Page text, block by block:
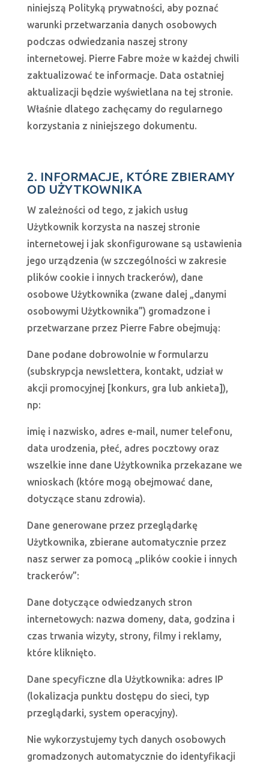
niniejszą Polityką prywatności, aby poznać
warunki przetwarzania danych osobowych
podczas odwiedzania naszej strony
internetowej. Pierre Fabre może w każdej chwili
zaktualizować te informacje. Data ostatniej
aktualizacji będzie wyświetlana na tej stronie.
Właśnie dlatego zachęcamy do regularnego
korzystania z niniejszego dokumentu.
2. INFORMACJE, KTÓRE ZBIERAMY
OD UŻYTKOWNIKA
W zależności od tego, z jakich usług
Użytkownik korzysta na naszej stronie
internetowej i jak skonfigurowane są ustawienia
jego urządzenia (w szczególności w zakresie
plików cookie i innych trackerów), dane
osobowe Użytkownika (zwane dalej „danymi
osobowymi Użytkownika”) gromadzone i
przetwarzane przez Pierre Fabre obejmują:
Dane podane dobrowolnie w formularzu
(subskrypcja newslettera, kontakt, udział w
akcji promocyjnej [konkurs, gra lub ankieta]),
np:
imię i nazwisko, adres e-mail, numer telefonu,
data urodzenia, płeć, adres pocztowy oraz
wszelkie inne dane Użytkownika przekazane we
wnioskach (które mogą obejmować dane,
dotyczące stanu zdrowia).
Dane generowane przez przeglądarkę
Użytkownika, zbierane automatycznie przez
nasz serwer za pomocą „plików cookie i innych
trackerów”:
Dane dotyczące odwiedzanych stron
internetowych: nazwa domeny, data, godzina i
czas trwania wizyty, strony, filmy i reklamy,
które kliknięto.
Dane specyficzne dla Użytkownika: adres IP
(lokalizacja punktu dostępu do sieci, typ
przeglądarki, system operacyjny).
Nie wykorzystujemy tych danych osobowych
gromadzonych automatycznie do identyfikacji